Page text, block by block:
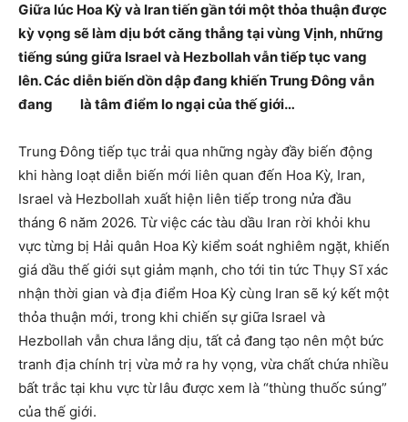
Giữa lúc Hoa Kỳ và Iran tiến gần tới một thỏa thuận được
kỳ vọng sẽ làm dịu bớt căng thẳng tại vùng Vịnh, những
tiếng súng giữa Israel và Hezbollah vẫn tiếp tục vang
lên. Các diễn biến dồn dập đang khiến Trung Đông vẫn
đang là tâm điểm lo ngại của thế giới…
Trung Đông tiếp tục trải qua những ngày đầy biến động
khi hàng loạt diễn biến mới liên quan đến Hoa Kỳ, Iran,
Israel và Hezbollah xuất hiện liên tiếp trong nửa đầu
tháng 6 năm 2026. Từ việc các tàu dầu Iran rời khỏi khu
vực từng bị Hải quân Hoa Kỳ kiểm soát nghiêm ngặt, khiến
giá dầu thế giới sụt giảm mạnh, cho tới tin tức Thụy Sĩ xác
nhận thời gian và địa điểm Hoa Kỳ cùng Iran sẽ ký kết một
thỏa thuận mới, trong khi chiến sự giữa Israel và
Hezbollah vẫn chưa lắng dịu, tất cả đang tạo nên một bức
tranh địa chính trị vừa mở ra hy vọng, vừa chất chứa nhiều
bất trắc tại khu vực từ lâu được xem là “thùng thuốc súng”
của thế giới.